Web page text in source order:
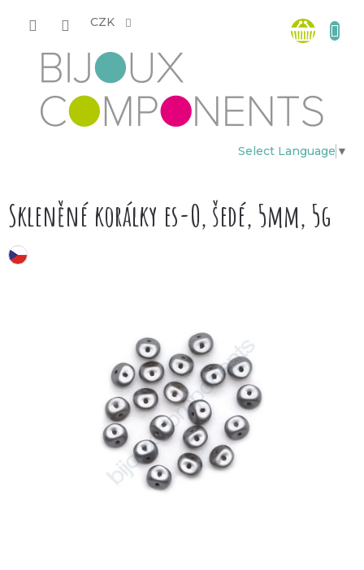
CZK
Select Language ▼
košík
Skleněné korálky es-O, šedé, 5mm, 5g